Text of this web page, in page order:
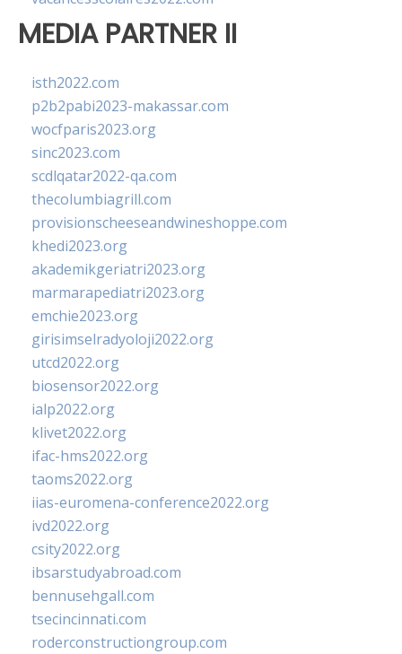
MEDIA PARTNER II
isth2022.com
p2b2pabi2023-makassar.com
wocfparis2023.org
sinc2023.com
scdlqatar2022-qa.com
thecolumbiagrill.com
provisionscheeseandwineshoppe.com
khedi2023.org
akademikgeriatri2023.org
marmarapediatri2023.org
emchie2023.org
girisimselradyoloji2022.org
utcd2022.org
biosensor2022.org
ialp2022.org
klivet2022.org
ifac-hms2022.org
taoms2022.org
iias-euromena-conference2022.org
ivd2022.org
csity2022.org
ibsarstudyabroad.com
bennusehgall.com
tsecincinnati.com
roderconstructiongroup.com